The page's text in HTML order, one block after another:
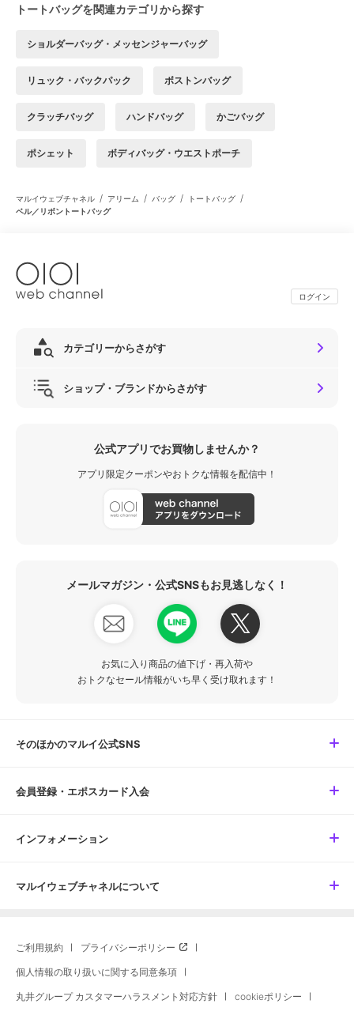
トートバッグを関連カテゴリから探す
ショルダーバッグ・メッセンジャーバッグ
リュック・バックパック ボストンバッグ
クラッチバッグ ハンドバッグ かごバッグ
ポシェット ボディバッグ・ウエストポーチ
マルイウェブチャネル / アリーム / バッグ / トートバッグ /
ベル／リボントートバッグ
ログイン
カテゴリーからさがす
ショップ・ブランドからさがす
公式アプリでお買物しませんか？
アプリ限定クーポンやおトクな情報を配信中！
メールマガジン・公式SNSもお見逃しなく！
お気に入り商品の値下げ・再入荷や
おトクなセール情報がいち早く受け取れます！
そのほかのマルイ公式SNS
会員登録・エポスカード入会
インフォメーション
マルイウェブチャネルについて
ご利用規約 プライバシーポリシー
個人情報の取り扱いに関する同意条項
丸井グループ カスタマーハラスメント対応方針 cookieポリシー